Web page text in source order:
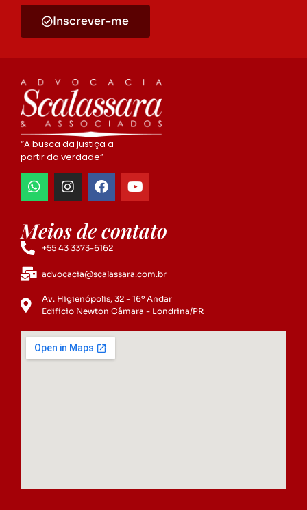
Inscrever-me
“A busca da justiça a
partir da verdade”
Meios de contato
+55 43 3373-6162
advocacia@scalassara.com.br
Av. Higienópolis, 32 - 16º Andar
Edifício Newton Câmara - Londrina/PR